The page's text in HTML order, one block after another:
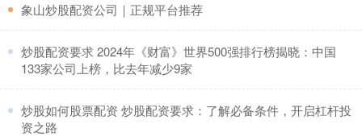
​象山炒股配资公司｜正规平台推荐
​炒股配资要求 2024年《财富》世界500强排行榜揭晓：中国
133家公司上榜，比去年减少9家
​炒股如何股票配资 炒股配资要求：了解必备条件，开启杠杆投
资之路